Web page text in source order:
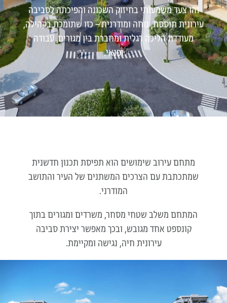
זהו צעד משמעותי בחיזוק השכונה והפיכתה לסביבה
עירונית תוססת, נוחה ומודרנית – כזו שתומכת בקהילה,
מעודדת הליכה רגלית ומחברת בין מגורים, עבודה
ופנאי.
מתחם עירוב שימושים הוא תפיסת תכנון חדשנית
שמתכתבת עם הצרכים המשתנים של העיר והתושב
המודרני.
המתחם משלב שטחי מסחר, משרדים ומגורים בתוך
קונספט אחד מגובש, ובכך מאפשר יצירת סביבה
עירונית חיה, נגישה ומקיימת.